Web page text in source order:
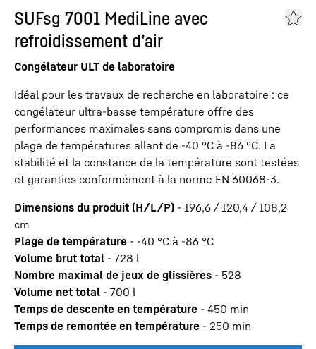
SUFsg 7001 MediLine avec
refroidissement d’air
Congélateur ULT de laboratoire
Idéal pour les travaux de recherche en laboratoire : ce
congélateur ultra-basse température offre des
performances maximales sans compromis dans une
plage de températures allant de -40 °C à -86 °C. La
stabilité et la constance de la température sont testées
et garanties conformément à la norme EN 60068-3.
Dimensions du produit (H/L/P) - 196,6 / 120,4 / 108,2
cm
Plage de température - -40 °C à -86 °C
Volume brut total - 728 l
Nombre maximal de jeux de glissières - 528
Volume net total - 700 l
Temps de descente en température - 450 min
Temps de remontée en température - 250 min